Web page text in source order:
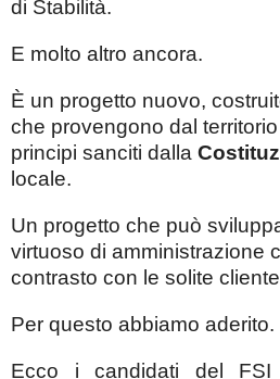
di Stabilità.
E molto altro ancora.
È un progetto nuovo,
che provengono dal
principi sanciti dalla
locale.
Un progetto che può
virtuoso di amministrazione
contrasto con le solite
Per questo abbiamo aderito.
Ecco i candidati del